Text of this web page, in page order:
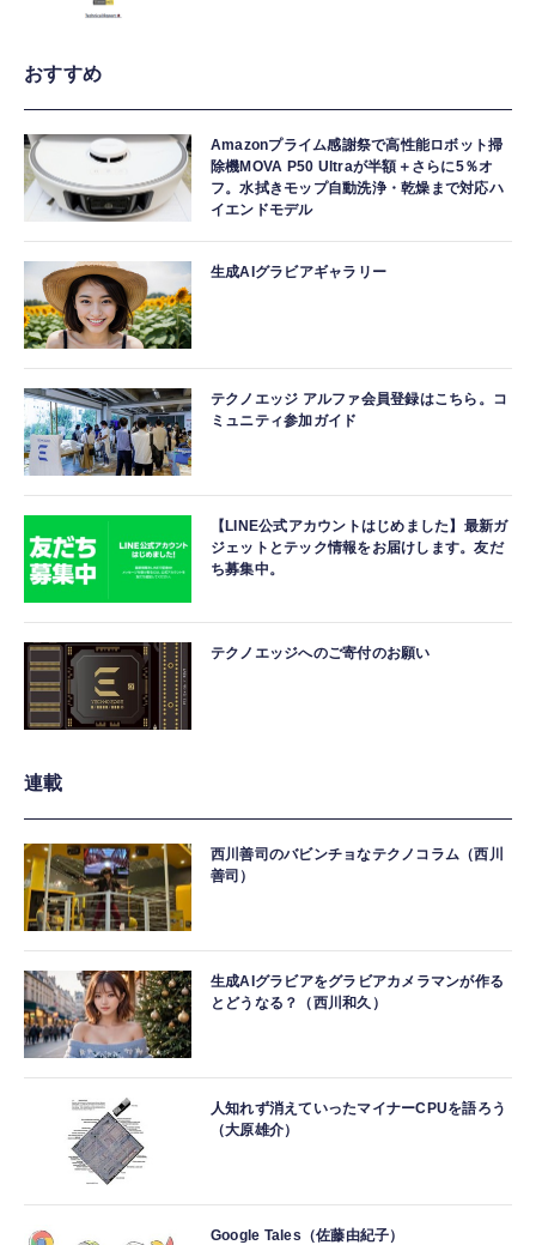
おすすめ
Amazonプライム感謝祭で高性能ロボット掃
除機MOVA P50 Ultraが半額＋さらに5％オ
フ。水拭きモップ自動洗浄・乾燥まで対応ハ
イエンドモデル
生成AIグラビアギャラリー
テクノエッジ アルファ会員登録はこちら。コ
ミュニティ参加ガイド
【LINE公式アカウントはじめました】最新ガ
ジェットとテック情報をお届けします。友だ
ち募集中。
テクノエッジへのご寄付のお願い
連載
西川善司のバビンチョなテクノコラム（西川
善司）
生成AIグラビアをグラビアカメラマンが作る
とどうなる？（西川和久）
人知れず消えていったマイナーCPUを語ろう
（大原雄介）
Google Tales（佐藤由紀子）